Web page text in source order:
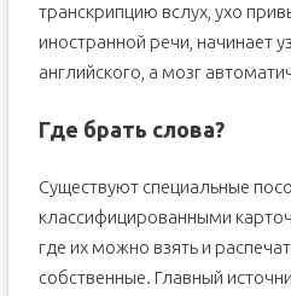
транскрипцию вслух, ухо
иностранной речи, начинает
английского, а мозг
Где брать слова?
Существуют специальные
классифицированными
где их можно взять и
собственные. Главный